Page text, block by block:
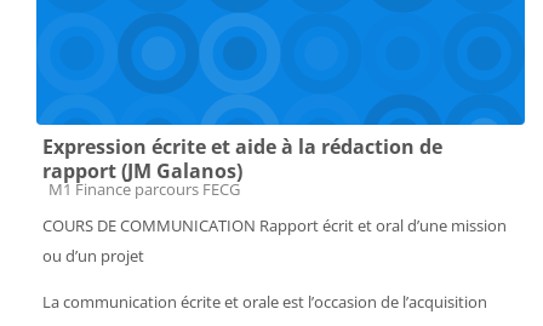
Expression écrite et aide à la rédaction de
rapport (JM Galanos)
Catégorie de cours
M1 Finance parcours FECG
COURS DE COMMUNICATION Rapport écrit et oral d’une mission
ou d’un projet
La communication écrite et orale est l’occasion de l’acquisition